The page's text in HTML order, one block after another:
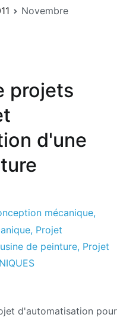
Novembre
projets
d'une
mécanique,
, Projet
de peinture, Projet
d'automatisation pour